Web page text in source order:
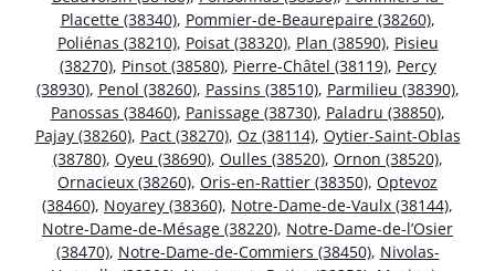
Placette (38340), Pommier-de-Beaurepaire (38260),
Poliénas (38210), Poisat (38320), Plan (38590), Pisieu
(38270), Pinsot (38580), Pierre-Châtel (38119), Percy
(38930), Penol (38260), Passins (38510), Parmilieu (38390),
Panossas (38460), Panissage (38730), Paladru (38850),
Pajay (38260), Pact (38270), Oz (38114), Oytier-Saint-Oblas
(38780), Oyeu (38690), Oulles (38520), Ornon (38520),
Ornacieux (38260), Oris-en-Rattier (38350), Optevoz
(38460), Noyarey (38360), Notre-Dame-de-Vaulx (38144),
Notre-Dame-de-Mésage (38220), Notre-Dame-de-l’Osier
(38470), Notre-Dame-de-Commiers (38450), Nivolas-